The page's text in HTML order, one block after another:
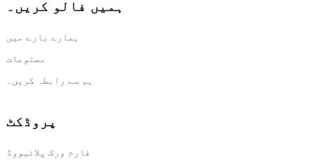
ہمیں فالو کریں۔
ہمارے بارے میں
مصنوعات
ہم سے رابطہ کریں۔
پروڈکٹ
فارم ورک پلائیووڈ